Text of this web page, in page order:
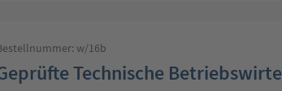
w/16b
Technische Betriebswirte